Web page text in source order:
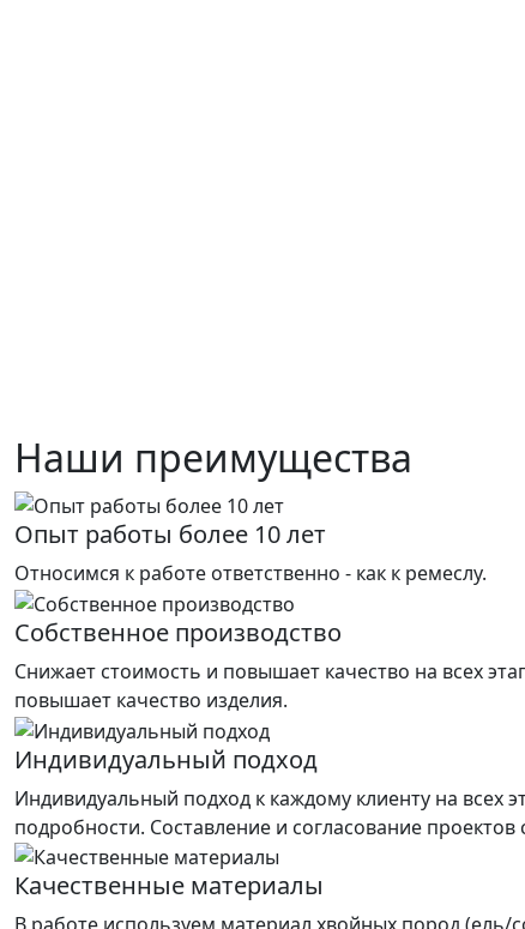
Наши преимущества
Опыт работы более 10 лет
Относимся к работе ответственно - как к ремеслу.
Собственное производство
Снижает стоимость и повышает качество на всех
повышает качество изделия.
Индивидуальный подход
Индивидуальный подход к каждому клиенту на
подробности. Составление и согласование проектов
Качественные материалы